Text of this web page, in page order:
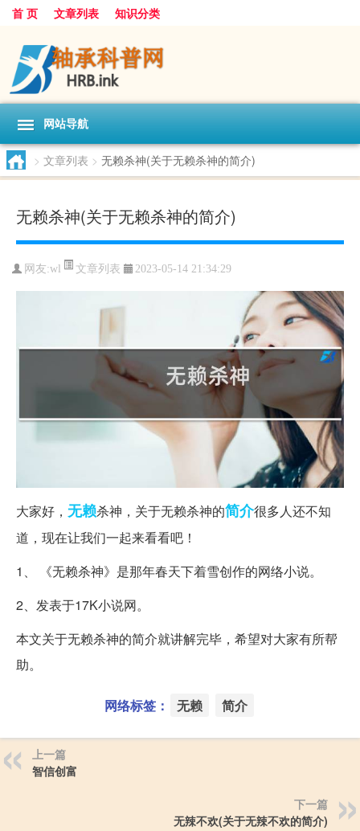
首 页 文章列表 知识分类
网站导航
> 文章列表 > 无赖杀神(关于无赖杀神的简介)
无赖杀神(关于无赖杀神的简介)
网友:wl 文章列表 2023-05-14 21:34:29
大家好， 无赖杀神，关于无赖杀神的简介很多人还不知
道，现在让我们一起来看看吧！
1、 《无赖杀神》是那年春天下着雪创作的网络小说。
2、发表于17K小说网。
本文关于无赖杀神的简介就讲解完毕，希望对大家有所帮
助。
网络标签： 无赖 简介
上一篇
智信创富
下一篇
无辣不欢(关于无辣不欢的简介)